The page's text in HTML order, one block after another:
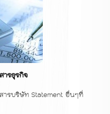
รธุรกิจ
ารบริษัท Statement อื่นๆที่